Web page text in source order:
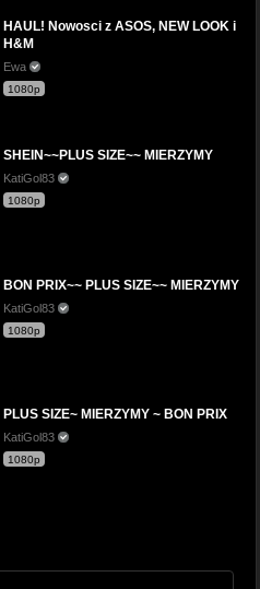
HAUL! Nowosci z ASOS, NEW LOOK i
H&M
Ewa
1080p
SHEIN~~PLUS SIZE~~ MIERZYMY
KatiGol83
1080p
BON PRIX~~ PLUS SIZE~~ MIERZYMY
KatiGol83
1080p
PLUS SIZE~ MIERZYMY ~ BON PRIX
KatiGol83
1080p